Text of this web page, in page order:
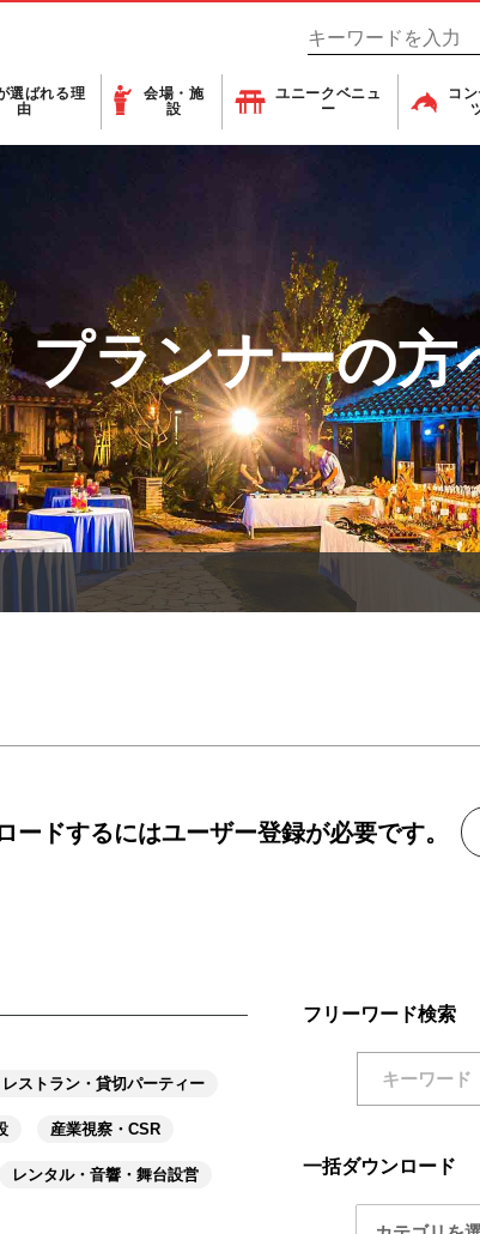
選ばれる理
由
会場・施
設
ユニークベニュ
ー
コ
プランナーの方
ードするにはユーザー登録が必要です。
レストラン・貸切パーティー
産業視察・CSR
レンタル・音響・舞台設営
フリーワード検索
一括ダウンロード